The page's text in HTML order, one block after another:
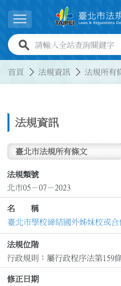
展開選單
全站查詢關鍵字欄位
首頁 法規資訊 法規所有
法規資訊
臺北市法規所有條文
法規類號
北市05－07－2023
名 稱
臺北市學校締結國外姊妹校或
法規位階
行政規則：屬行政程序法第159
修正日期